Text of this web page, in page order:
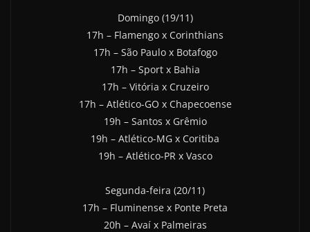
Domingo (19/11)
17h – Flamengo x Corinthians
17h – São Paulo x Botafogo
17h – Sport x Bahia
17h – Vitória x Cruzeiro
17h – Atlético-GO x Chapecoense
19h – Santos x Grêmio
19h – Atlético-MG x Coritiba
19h – Atlético-PR x Vasco
Segunda-feira (20/11)
17h – Fluminense x Ponte Preta
20h – Avaí x Palmeiras